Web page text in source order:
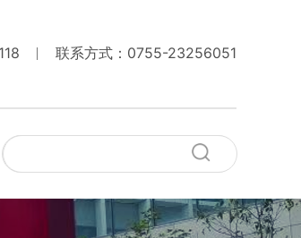
联系方式：0755-23256051